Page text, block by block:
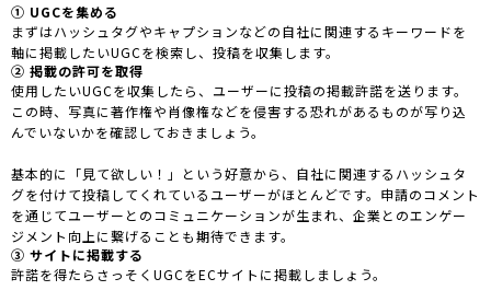
① UGCを集める
まずはハッシュタグやキャプションなどの自社に関連するキーワードを
軸に掲載したいUGCを検索し、投稿を収集します。
② 掲載の許可を取得
使用したいUGCを収集したら、ユーザーに投稿の掲載許諾を送ります。
この時、写真に著作権や肖像権などを侵害する恐れがあるものが写り込
んでいないかを確認しておきましょう。
基本的に「見て欲しい！」という好意から、自社に関連するハッシュタ
グを付けて投稿してくれているユーザーがほとんどです。申請のコメント
を通じてユーザーとのコミュニケーションが生まれ、企業とのエンゲー
ジメント向上に繋げることも期待できます。
③ サイトに掲載する
許諾を得たらさっそくUGCをECサイトに掲載しましょう。